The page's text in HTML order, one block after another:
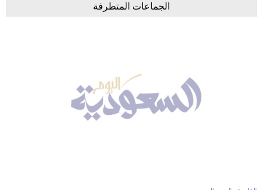
الجماعات المتطرفة